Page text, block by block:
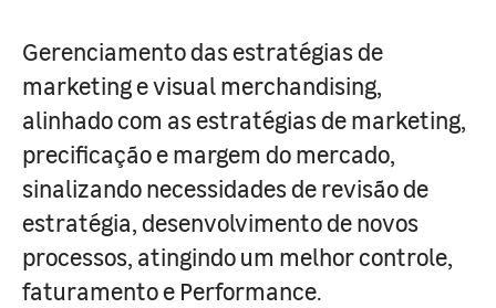
Gerenciamento das estratégias de
marketing e visual merchandising,
alinhado com as estratégias de marketing,
precificação e margem do mercado,
sinalizando necessidades de revisão de
estratégia, desenvolvimento de novos
processos, atingindo um melhor controle,
faturamento e Performance.